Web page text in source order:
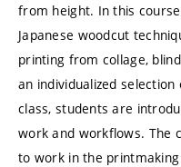
from height. In this
Japanese woodcut
printing from collage,
an individualized
class, students are
work and workflows. The
to work in the